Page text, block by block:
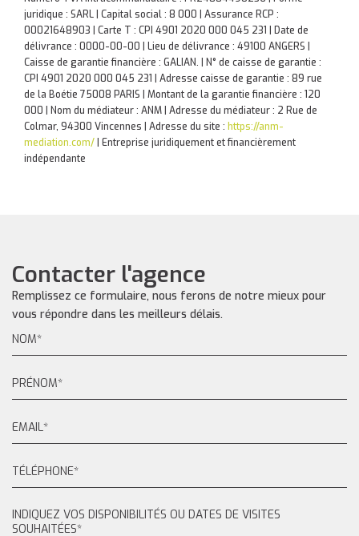
juridique : SARL | Capital social : 8 000 | Assurance RCP :
00021648903 | Carte T : CPI 4901 2020 000 045 231 | Date de
délivrance : 0000-00-00 | Lieu de délivrance : 49100 ANGERS |
Caisse de garantie financière : GALIAN. | N° de caisse de garantie :
CPI 4901 2020 000 045 231 | Adresse caisse de garantie : 89 rue
de la Boétie 75008 PARIS | Montant de la garantie financière : 120
000 | Nom du médiateur : ANM | Adresse du médiateur : 2 Rue de
Colmar, 94300 Vincennes | Adresse du site : https://anm-
mediation.com/ Entreprise juridiquement et financièrement
indépendante
Contacter l'agence
Remplissez ce formulaire, nous ferons de notre mieux pour
vous répondre dans les meilleurs délais.